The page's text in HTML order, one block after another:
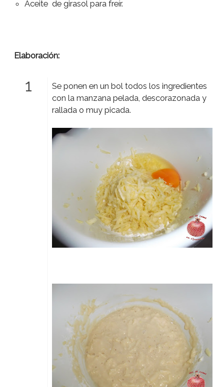
Aceite de girasol para freír.
Elaboración:
Se ponen en un bol todos los ingredientes
con la manzana pelada, descorazonada y
rallada o muy picada.